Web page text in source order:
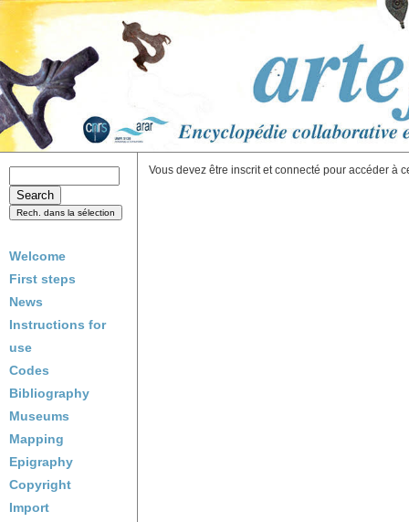
Welcome
First steps
News
Instructions for
use
Codes
Bibliography
Museums
Mapping
Epigraphy
Copyright
Import
Vous devez être inscrit et connecté pour accéder à